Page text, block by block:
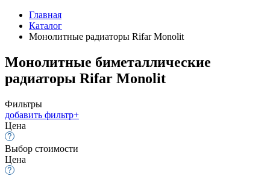
Главная
Каталог
Монолитные радиаторы Rifar Monolit
Монолитные биметаллические
радиаторы Rifar Monolit
Фильтры
добавить фильтр+
Цена
Выбор стоимости
Цена